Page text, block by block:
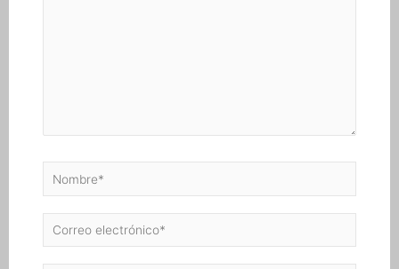
Correo
electrónico*